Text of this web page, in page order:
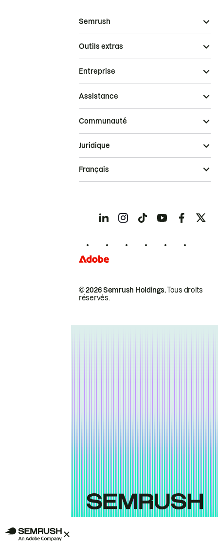
Semrush
Outils extras
Entreprise
Assistance
Communauté
© 2026 Semrush Holdings.Tous droits
réservés.
Juridique
Français